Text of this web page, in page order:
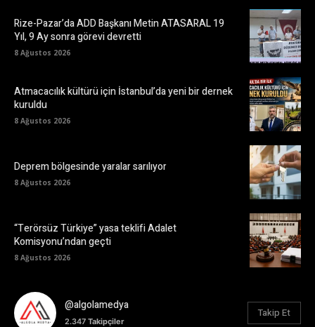
Rize-Pazar’da ADD Başkanı Metin ATASARAL 19
Yıl, 9 Ay sonra görevi devretti
8 Ağustos 2026
Atmacacılık kültürü için İstanbul’da yeni bir dernek
kuruldu
8 Ağustos 2026
Deprem bölgesinde yaralar sarılıyor
8 Ağustos 2026
“Terörsüz Türkiye” yasa teklifi Adalet
Komisyonu’ndan geçti
8 Ağustos 2026
@algolamedya
2.347 Takipçiler
Takip Et